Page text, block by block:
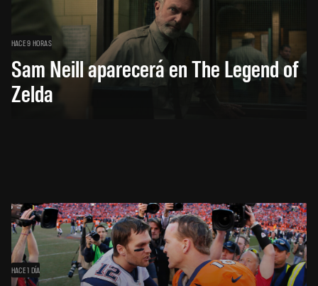
HACE 9 HORAS
Sam Neill aparecerá en The Legend of
Zelda
HACE 1 DÍA